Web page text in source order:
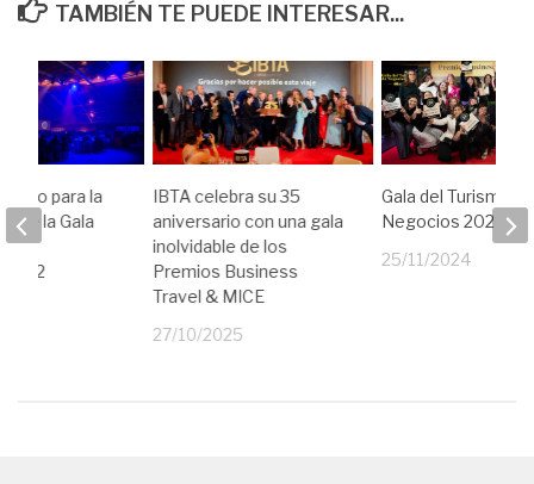
TAMBIÉN TE PUEDE INTERESAR...
IBTA celebra su 35
aniversario con una gala
inolvidable de los
Premios Business
Travel & MICE
27/10/2025
Gala del Turismo
Negocios 2024
25/11/2024
para la
de la Gala
de
2022